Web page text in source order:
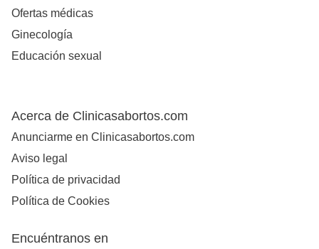
Ofertas médicas
Ginecología
Educación sexual
Acerca de Clinicasabortos.com
Anunciarme en Clinicasabortos.com
Aviso legal
Política de privacidad
Política de Cookies
Encuéntranos en